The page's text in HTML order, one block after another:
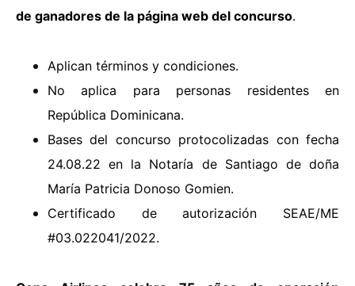
de ganadores de la página web del concurso.
Aplican términos y condiciones.
No aplica para personas residentes en
República Dominicana.
Bases del concurso protocolizadas con fecha
24.08.22 en la Notaría de Santiago de doña
María Patricia Donoso Gomien.
Certificado de autorización SEAE/ME
#03.022041/2022.